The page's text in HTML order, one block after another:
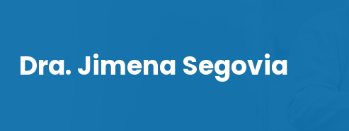
Dra. Jimena Segovia